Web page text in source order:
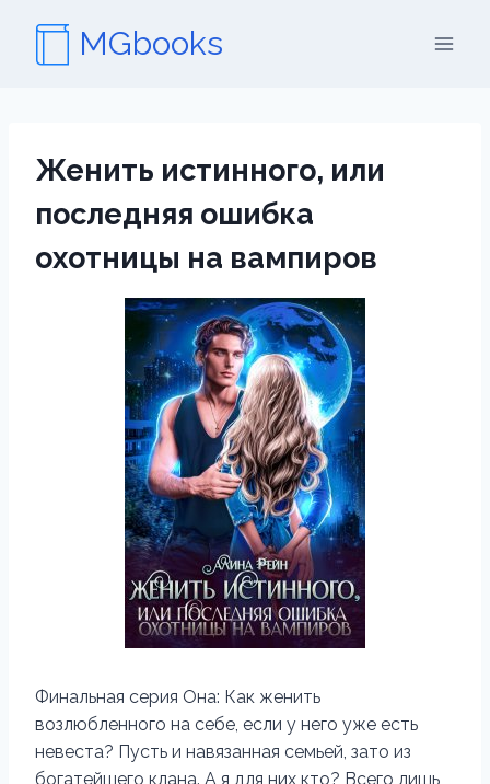
содержимому
MGbooks
Женить истинного, или
последняя ошибка
охотницы на вампиров
Финальная серия Она: Как женить
возлюбленного на себе, если у него уже есть
невеста? Пусть и навязанная семьей, зато из
богатейшего клана. А я для них кто? Всего лишь